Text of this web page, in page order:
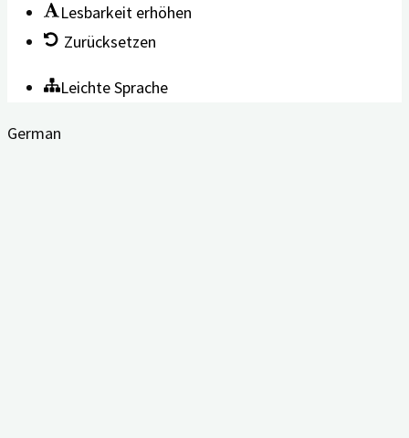
Lesbarkeit erhöhen
Zurücksetzen
Leichte Sprache
German